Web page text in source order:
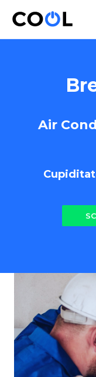
Air